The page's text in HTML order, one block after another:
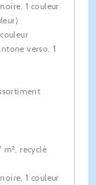
1 couleur
verso, 1
recyclé
1 couleur